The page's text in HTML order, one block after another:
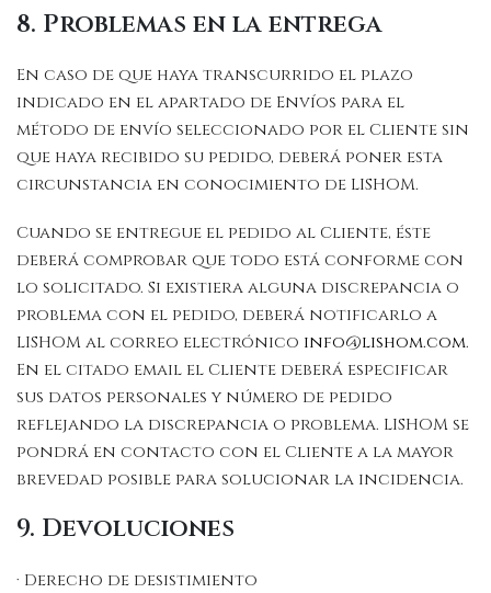
8. Problemas en la entrega
En caso de que haya transcurrido el plazo
indicado en el apartado de Envíos para el
método de envío seleccionado por el Cliente sin
que haya recibido su pedido, deberá poner esta
circunstancia en conocimiento de LISHOM.
Cuando se entregue el pedido al Cliente, éste
deberá comprobar que todo está conforme con
lo solicitado. Si existiera alguna discrepancia o
problema con el pedido, deberá notificarlo a
LISHOM al correo electrónico info@lishom.com.
En el citado email el Cliente deberá especificar
sus datos personales y número de pedido
reflejando la discrepancia o problema. LISHOM se
pondrá en contacto con el Cliente a la mayor
brevedad posible para solucionar la incidencia.
9. Devoluciones
· Derecho de desistimiento